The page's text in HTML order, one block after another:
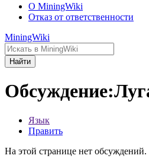
О MiningWiki
Отказ от ответственности
MiningWiki
Найти
Язык
Править
На этой странице нет обсуждений.